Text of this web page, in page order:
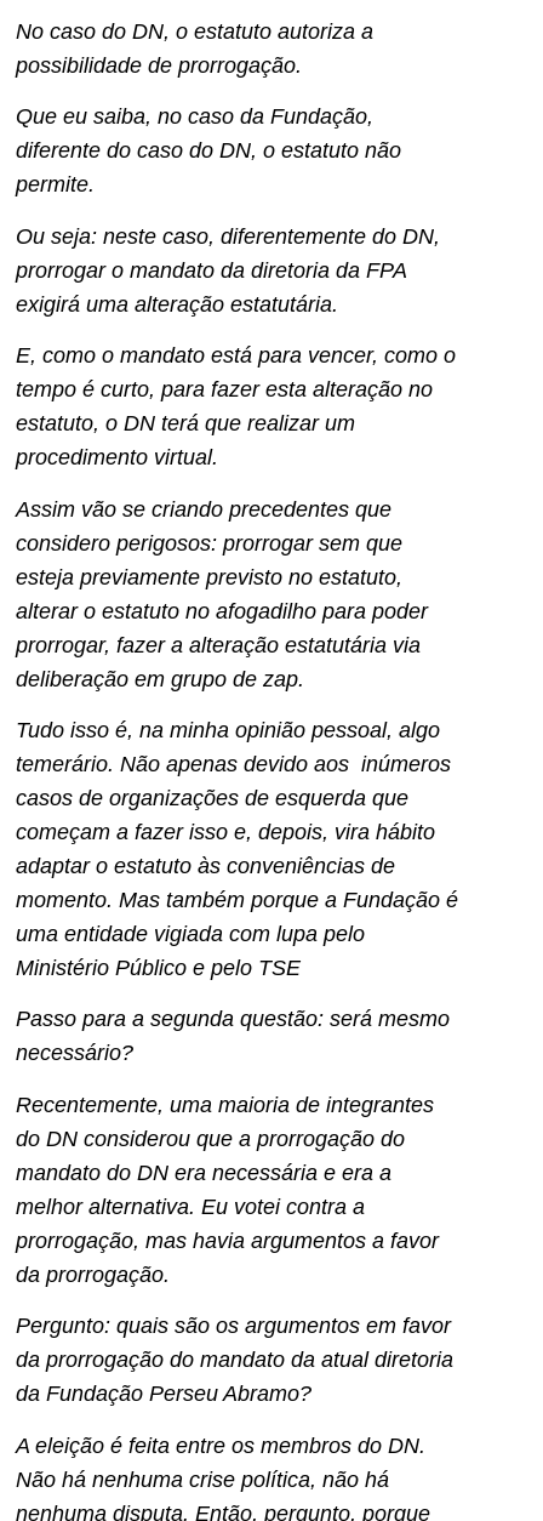
No caso do DN, o estatuto autoriza a
possibilidade de prorrogação.
Que eu saiba, no caso da Fundação,
diferente do caso do DN, o estatuto não
permite.
Ou seja: neste caso, diferentemente do DN,
prorrogar o mandato da diretoria da FPA
exigirá uma alteração estatutária.
E, como o mandato está para vencer, como o
tempo é curto, para fazer esta alteração no
estatuto, o DN terá que realizar um
procedimento virtual.
Assim vão se criando precedentes que
considero perigosos: prorrogar sem que
esteja previamente previsto no estatuto,
alterar o estatuto no afogadilho para poder
prorrogar, fazer a alteração estatutária via
deliberação em grupo de zap.
Tudo isso é, na minha opinião pessoal, algo
temerário. Não apenas devido aos inúmeros
casos de organizações de esquerda que
começam a fazer isso e, depois, vira hábito
adaptar o estatuto às conveniências de
momento. Mas também porque a Fundação é
uma entidade vigiada com lupa pelo
Ministério Público e pelo TSE
Passo para a segunda questão: será mesmo
necessário?
Recentemente, uma maioria de integrantes
do DN considerou que a prorrogação do
mandato do DN era necessária e era a
melhor alternativa. Eu votei contra a
prorrogação, mas havia argumentos a favor
da prorrogação.
Pergunto: quais são os argumentos em favor
da prorrogação do mandato da atual diretoria
da Fundação Perseu Abramo?
A eleição é feita entre os membros do DN.
Não há nenhuma crise política, não há
nenhuma disputa. Então, pergunto, porque